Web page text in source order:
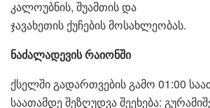
კალოუბნის, შუამთის და
ჯავახეთის ქუჩების მოსახლეობას.
ნაძალადევის რაიონში
ქსელში გადართვების გამო 01:00
საათამდე შეზღუდვა შეეხება: